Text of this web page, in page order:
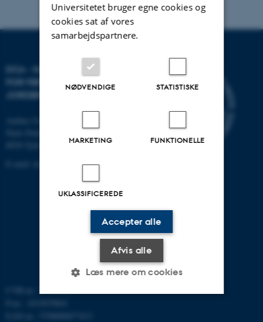
DCA - NATIONALT CENTER
FOR FØDEVARER OG
JORDBRUG
Universitetet bruger egne cookies og
cookies sat af vores
samarbejdspartnere.
NØDVENDIGE STATISTISKE
MARKETING FUNKTIONELLE
UKLASSIFICEREDE
Accepter alle
Afvis alle
Læs mere om cookies